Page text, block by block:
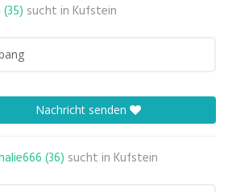
sucht in Kufstein
Nachricht senden
(36) sucht in Kufstein